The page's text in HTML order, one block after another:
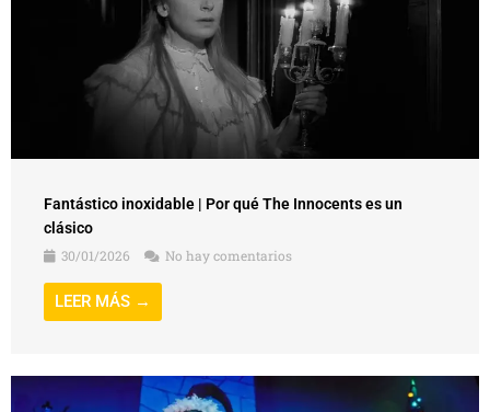
Fantástico inoxidable | Por qué The Innocents es un
clásico
30/01/2026
No hay comentarios
LEER MÁS →